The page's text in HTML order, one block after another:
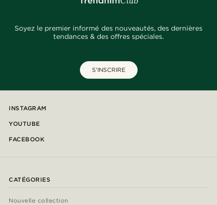
Soyez le premier informé des nouveautés, des dernières
tendances & des offres spéciales.
S'INSCRIRE
INSTAGRAM
YOUTUBE
FACEBOOK
CATÉGORIES
Nouvelle collection